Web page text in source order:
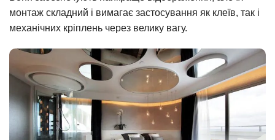
монтаж складний і вимагає застосування як клеїв, так і
механічних кріплень через велику вагу.